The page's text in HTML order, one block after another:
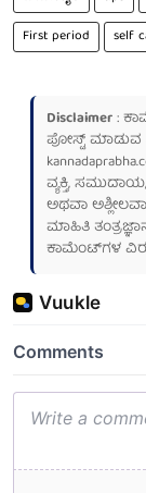
First period
self
Disclaimer:
ಪೋಸ್ಟ್ ಮಾಡುವ
ವ್ಯಕ್ತಿ,
ಅಥವಾ
ಮಾಹಿತಿ
ಕಾಮೆಂಟ್‌ಗಳ